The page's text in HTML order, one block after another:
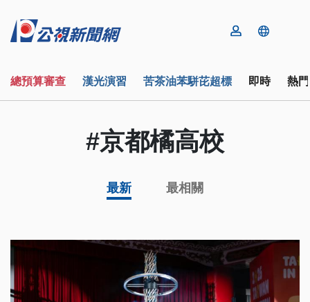
總預算審查 漢光演習 苦茶油苯駢芘超標 即時 熱
#京都橘高校
最新 最相關